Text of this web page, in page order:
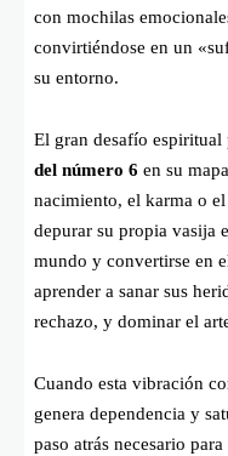
con mochilas
convirtiéndose en un
su entorno.
El gran desafío espiritual
del número 6 en su
nacimiento, el karma o
depurar su propia vasija
mundo y convertirse en
aprender a sanar sus
rechazo, y dominar el
Cuando esta vibración
genera dependencia y
paso atrás necesario